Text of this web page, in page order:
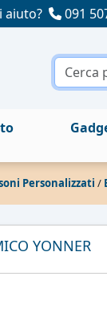
aiuto? 091
Personalizzati /
YONNER